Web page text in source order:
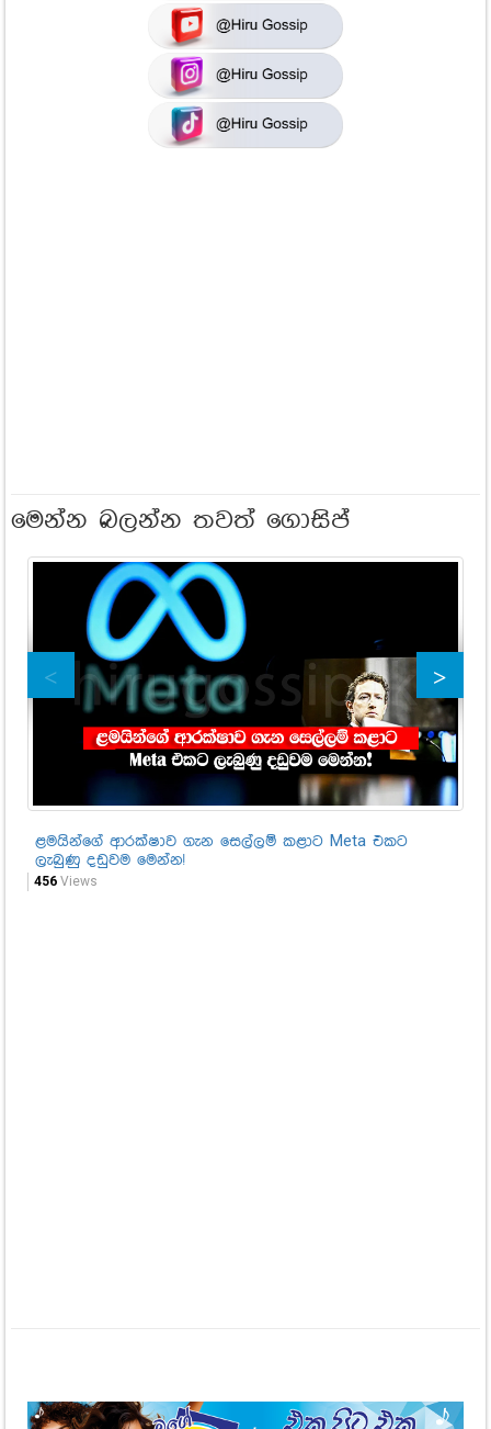
මෙන්න බලන්න තවත් ගොසිප්
ළමයින්ගේ ආරක්ෂාව ගැන සෙල්ලම් කළාට Meta එකට
ලැබුණු දඩුවම මෙන්න!
456 Views